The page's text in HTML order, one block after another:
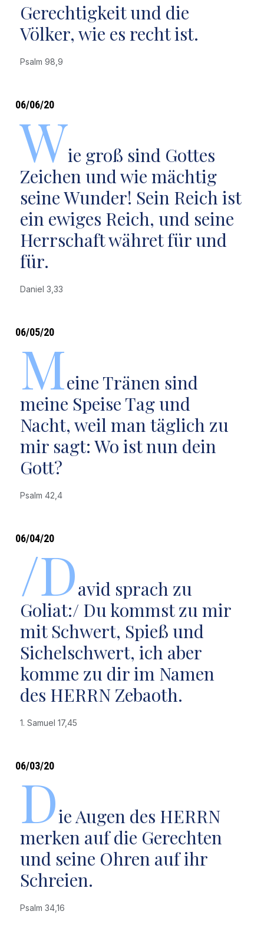
Gerechtigkeit und die
Völker, wie es recht ist.
Psalm 98,9
06/06/20
Wie groß sind Gottes
Zeichen und wie mächtig
seine Wunder! Sein Reich ist
ein ewiges Reich, und seine
Herrschaft währet für und
für.
Daniel 3,33
06/05/20
Meine Tränen sind
meine Speise Tag und
Nacht, weil man täglich zu
mir sagt: Wo ist nun dein
Gott?
Psalm 42,4
06/04/20
/David sprach zu
Goliat:/ Du kommst zu mir
mit Schwert, Spieß und
Sichelschwert, ich aber
komme zu dir im Namen
des HERRN Zebaoth.
1. Samuel 17,45
06/03/20
Die Augen des HERRN
merken auf die Gerechten
und seine Ohren auf ihr
Schreien.
Psalm 34,16